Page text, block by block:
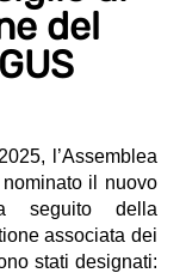
del
l’Assemblea
il nuovo
seguito della
associata dei
stati designati: